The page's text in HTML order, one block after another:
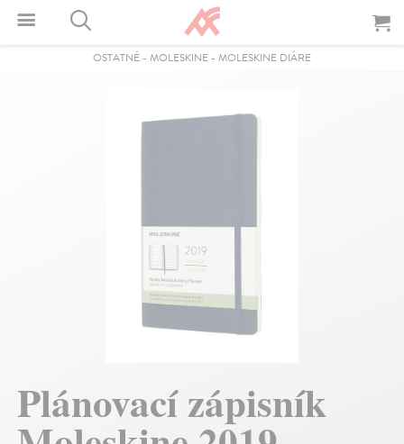
OSTATNÉ - MOLESKINE - MOLESKINE DIÁRE
Plánovací zápisník